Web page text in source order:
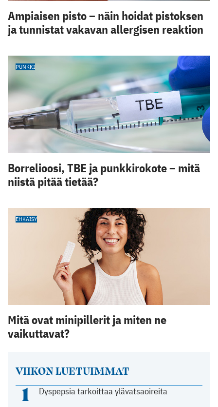
VIIKON LUETUIMMAT
1 Dyspepsia tarkoittaa ylävatsaoireita
Ampiaisen pisto – näin hoidat pistoksen
ja tunnistat vakavan allergisen reaktion
PUNKKI
Borrelioosi, TBE ja punkkirokote – mitä
niistä pitää tietää?
EHKÄISY
Mitä ovat minipillerit ja miten ne
vaikuttavat?